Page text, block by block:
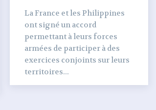
La France et les Philippines
ont signé un accord
permettant à leurs forces
armées de participer à des
exercices conjoints sur leurs
territoires...